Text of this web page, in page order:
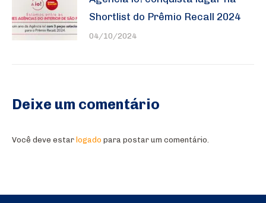
Shortlist do Prêmio Recall 2024
04/10/2024
Deixe um comentário
Você deve estar logado para postar um comentário.